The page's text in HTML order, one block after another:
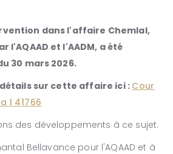
dans l'affaire Chemlal,
l'AQAAD et l'AADM, a été
30 mars 2026.
sur cette affaire ici : Cour
| 41766
des développements à ce sujet.
Bellavance pour l'AQAAD et à